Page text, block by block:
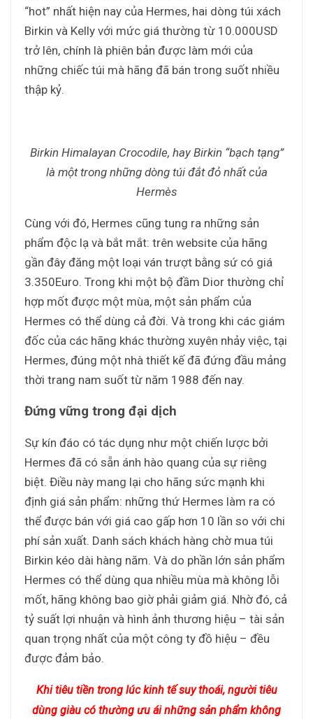
“hot” nhất hiện nay của Hermes, hai dòng túi xách
Birkin và Kelly với mức giá thường từ 10.000USD
trở lên, chính là phiên bản được làm mới của
những chiếc túi mà hãng đã bán trong suốt nhiều
thập kỷ.
Birkin Himalayan Crocodile, hay Birkin “bạch tạng”
là một trong những dòng túi đắt đỏ nhất của
Hermès
Cùng với đó, Hermes cũng tung ra những sản
phẩm độc lạ và bắt mắt: trên website của hãng
gần đây đăng một loại ván trượt bằng sứ có giá
3.350Euro. Trong khi một bộ đầm Dior thường chỉ
hợp mốt được một mùa, một sản phẩm của
Hermes có thể dùng cả đời. Và trong khi các giám
đốc của các hãng khác thường xuyên nhảy việc, tại
Hermes, đúng một nhà thiết kế đã đứng đầu mảng
thời trang nam suốt từ năm 1988 đến nay.
Đứng vững trong đại dịch
Sự kín đáo có tác dụng như một chiến lược bởi
Hermes đã có sẵn ánh hào quang của sự riêng
biệt. Điều này mang lại cho hãng sức mạnh khi
định giá sản phẩm: những thứ Hermes làm ra có
thể được bán với giá cao gấp hơn 10 lần so với chi
phí sản xuất. Danh sách khách hàng chờ mua túi
Birkin kéo dài hàng năm. Và do phần lớn sản phẩm
Hermes có thể dùng qua nhiều mùa mà không lỗi
mốt, hãng không bao giờ phải giảm giá. Nhờ đó, cả
tỷ suất lợi nhuận và hình ảnh thương hiệu – tài sản
quan trọng nhất của một công ty đồ hiệu – đều
được đảm bảo.
Khi tiêu tiền trong lúc kinh tế suy thoái, người tiêu
dùng giàu có thường ưu ái những sản phẩm không